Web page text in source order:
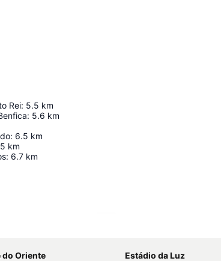
Rei: 5.5 km
: 5.6 km
: 6.5 km
km
: 6.7 km
do Oriente
Estádio da Luz